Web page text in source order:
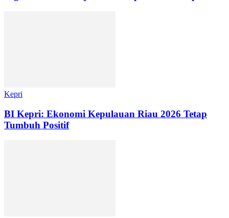
Kepri
BI Kepri: Ekonomi Kepulauan Riau 2026 Tetap
Tumbuh Positif